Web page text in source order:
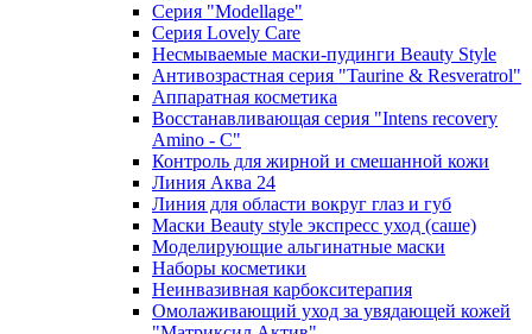
Серия "Modellage"
Cерия Lovely Care
Несмываемые маски-пудинги Beauty Style
Антивозрастная серия "Taurine & Resveratrol"
Аппаратная косметика
Восстанавливающая серия "Intens recovery
Amino - C"
Контроль для жирной и смешанной кожи
Линия Аква 24
Линия для области вокруг глаз и губ
Маски Beauty style экспресс уход (саше)
Моделирующие альгинатные маски
Наборы косметики
Неинвазивная карбокситерапия
Омолаживающий уход за увядающей кожей